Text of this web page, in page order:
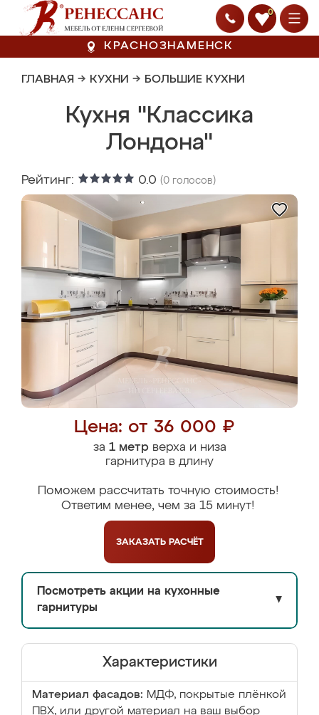
0
КРАСНОЗНАМЕНСК
ГЛАВНАЯ → КУХНИ → БОЛЬШИЕ КУХНИ
Кухня "Классика
Лондона"
Рейтинг: 0.0 (0 голосов)
Цена: от 36 000 ₽
за 1 метрверха и низа
гарнитура в длину
Поможем рассчитать точную стоимость!
Ответим менее, чем за 15 минут!
ЗАКАЗАТЬ РАСЧЁТ
Посмотреть акции на кухонные
гарнитуры
▼
Характеристики
Материал фасадов: МДФ, покрытые плёнкой
ПВХ, или другой материал на ваш выбор